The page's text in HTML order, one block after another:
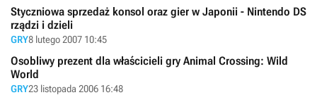
Styczniowa sprzedaż konsol oraz gier w Japonii - Nintendo DS
rządzi i dzieli
GRY8 lutego 2007 10:45
Osobliwy prezent dla właścicieli gry Animal Crossing: Wild
World
GRY23 listopada 2006 16:48